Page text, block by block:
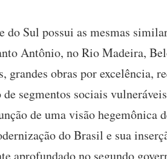
Sul possui as mesmas
Antônio, no Rio Madeira,
obras por excelência,
segmentos sociais
de uma visão hegemônica
do Brasil e sua
aprofundado no segundo